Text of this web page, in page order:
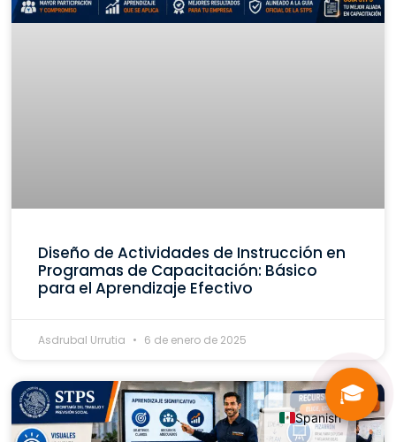
Diseño de Actividades de Instrucción en
Programas de Capacitación: Básico
para el Aprendizaje Efectivo
Asdrubal Urrutia 6 de enero de 2025
🎓
Spanish